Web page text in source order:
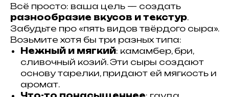
Всё просто: ваша цель — создать
разнообразие вкусов и текстур.
Забудьте про «пять видов твёрдого сыра».
Возьмите хотя бы три разных типа:
Нежный и мягкий: камамбер, бри,
сливочный козий. Эти сыры создают
основу тарелки, придают ей мягкость и
аромат.